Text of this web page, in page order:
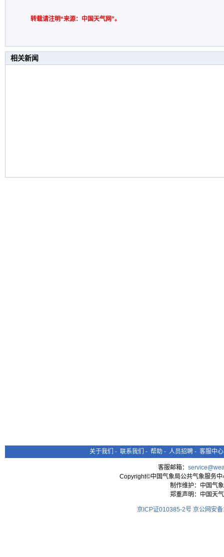
转载请注明“来源：中国天气网”。
相关新闻
关于我们 - 联系我们 - 帮助 - 人员招聘 - 客服中心
客服邮箱：
Copyright©中国气象局公共气象服务
制作维护：中国气
郑重声明：中国天
京ICP证010385-2号 京公网安